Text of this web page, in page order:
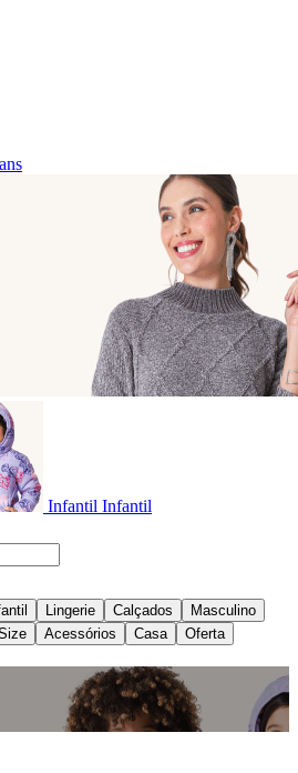
Infantil Infantil
Lingerie Calçados
Masculino
Acessórios Casa Oferta